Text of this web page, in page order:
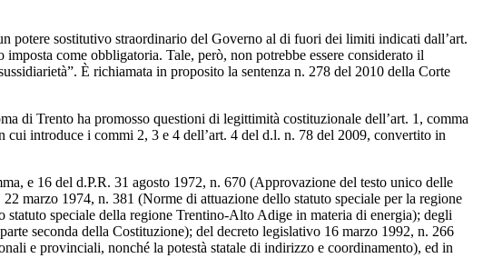
potere sostitutivo straordinario del Governo al di fuori dei limiti indicati dall’art.
come obbligatoria. Tale, però, non potrebbe essere considerato il
È richiamata in proposito la sentenza n. 278 del 2010 della Corte
di Trento ha promosso questioni di legittimità costituzionale dell’art. 1, comma
introduce i commi 2, 3 e 4 dell’art. 4 del d.l. n. 78 del 2009, convertito in
e 16 del d.P.R. 31 agosto 1972, n. 670 (Approvazione del testo unico delle
marzo 1974, n. 381 (Norme di attuazione dello statuto speciale per la regione
speciale della regione Trentino-Alto Adige in materia di energia); degli
seconda della Costituzione); del decreto legislativo 16 marzo 1992, n. 266
e provinciali, nonché la potestà statale di indirizzo e coordinamento), ed in